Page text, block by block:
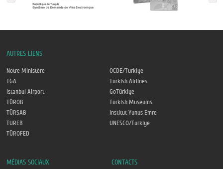
AUTRES LIENS
Notre Ministère
OCDE/Turkiye
TGA
Turkish Airlines
Istanbul Airport
GoTürkiye
TÜROB
Turkish Museums
TÜRSAB
Institut Yunus Emre
TUREB
UNESCO/Turkiye
TÜROFED
MÉDIAS SOCIAUX CONTACTS